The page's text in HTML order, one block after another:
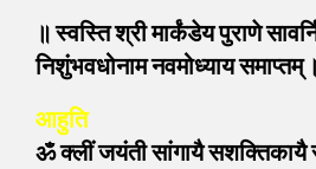
॥ स्वस्ति श्री मार्कंडेय पुराणे
निशुंभवधोनाम नवमोध्याय समाप्तम्
आहुति
ॐ क्लीं जयंती सांगायै सशक्तिकायै